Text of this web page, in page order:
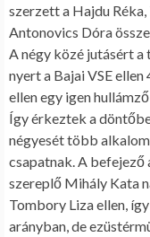
szerzett a Hajdu
Antonovics Dóra
A négy közé jutásért a
nyert a Bajai VSE
ellen egy igen
Így érkeztek a
négyesét több
csapatnak. A befejező
szereplő Mihály Kata
Tombory Liza ellen,
arányban, de